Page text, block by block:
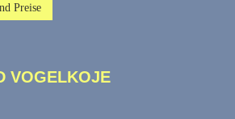
Preise
VOGELKOJE